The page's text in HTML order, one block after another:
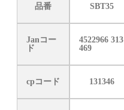
品番 SBT35
Janコー
ド
4522966 313
469
cpコード 131346